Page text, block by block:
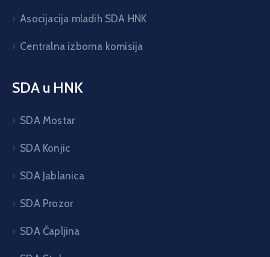
Asocijacija mladih SDA HNK
Centralna izborna komisija
SDA u HNK
SDA Mostar
SDA Konjic
SDA Jablanica
SDA Prozor
SDA Čapljina